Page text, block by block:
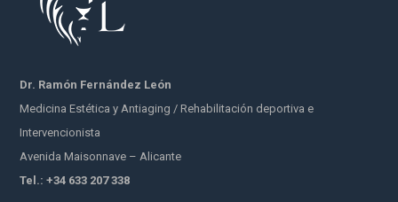
Dr. Ramón Fernández León
Medicina Estética y Antiaging / Rehabilitación deportiva e
Intervencionista
Avenida Maisonnave – Alicante
Tel.: +34 633 207 338